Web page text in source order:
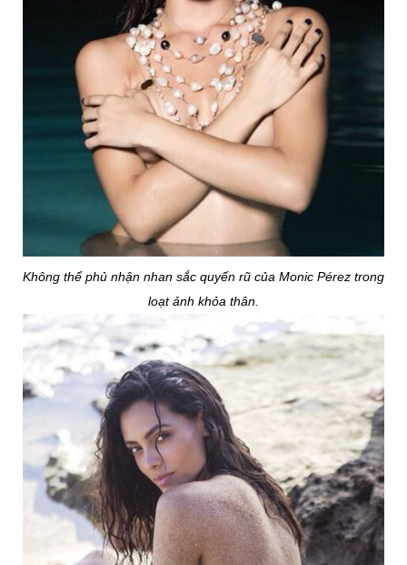
Không thể phủ nhận nhan sắc quyến rũ của Monic Pérez trong
loạt ảnh khỏa thân.